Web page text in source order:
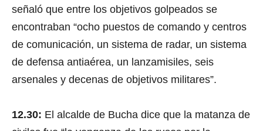
e
señaló que entre los objetivos golpeados se
encontraban “ocho puestos de comando y centros
de comunicación, un sistema de radar, un sistema
de defensa antiaérea, un lanzamisiles, seis
arsenales y decenas de objetivos militares”.
12.30: El alcalde de Bucha dice que la matanza de